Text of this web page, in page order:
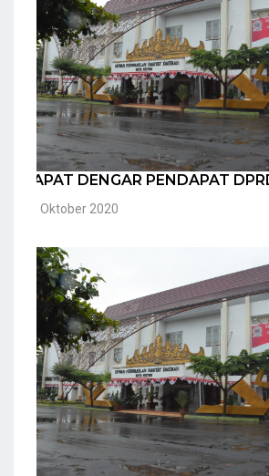
RAPAT DENGAR PENDAPAT
20 Oktober 2020